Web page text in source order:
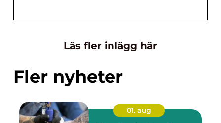
Läs fler inlägg här
Fler nyheter
01. aug